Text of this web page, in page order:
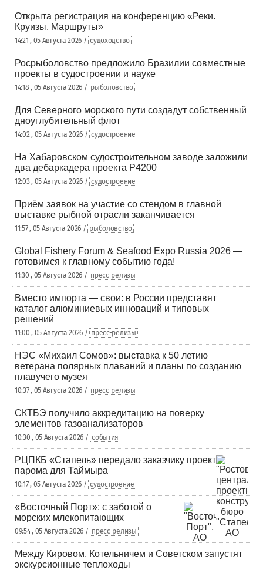
Открыта регистрация на конференцию «Реки.
Круизы. Маршруты»
14:21 , 05 Августа 2026 / судоходство
Росрыболовство предложило Бразилии совместные
проекты в судостроении и науке
14:18 , 05 Августа 2026 / рыболовство
Для Северного морского пути создадут собственный
дноуглубительный флот
14:02 , 05 Августа 2026 / судостроение
На Хабаровском судостроительном заводе заложили
два дебаркадера проекта Р4200
12:03 , 05 Августа 2026 / судостроение
Приём заявок на участие со стендом в главной
выставке рыбной отрасли заканчивается
11:57 , 05 Августа 2026 / рыболовство
Global Fishery Forum & Seafood Expo Russia 2026 —
готовимся к главному событию года!
11:30 , 05 Августа 2026 / пресс-релизы
Вместо импорта — свои: в России представят
каталог алюминиевых инноваций и типовых
решений
11:00 , 05 Августа 2026 / пресс-релизы
НЭС «Михаил Сомов»: выставка к 50 летию
ветерана полярных плаваний и планы по созданию
плавучего музея
10:37 , 05 Августа 2026 / пресс-релизы
СКТБЭ получило аккредитацию на поверку
элементов газоанализаторов
10:30 , 05 Августа 2026 / события
РЦПКБ «Стапель» передало заказчику проект
парома для Таймыра
10:17 , 05 Августа 2026 / судостроение
«Восточный Порт»: с заботой о
морских млекопитающих
09:54 , 05 Августа 2026 / пресс-релизы
Между Кировом, Котельничем и Советском запустят
экскурсионные теплоходы